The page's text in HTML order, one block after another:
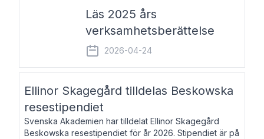
Läs 2025 års
verksamhetsberättelse
2026-04-24
Ellinor Skagegård tilldelas Beskowska
resestipendiet
Svenska Akademien har tilldelat Ellinor Skagegård
Beskowska resestipendiet för år 2026. Stipendiet är på